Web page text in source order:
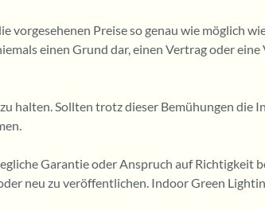
Preise so genau wie möglich
einen Grund dar, einen Vertrag oder
halten. Sollten trotz dieser Bemühungen die
Garantie oder Anspruch auf Richtigkeit
neu zu veröffentlichen. Indoor Green